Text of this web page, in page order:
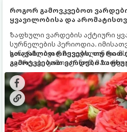
როგორ გამოვკვებოთ
ყვავილობისა და
ზაფხული ვარდების აქტიური
სურნელების პერიოდია.
ხანგრძლივად იყვავილონ და
კვირტები გამოიტანონ, მათ
გამოკვება სჭირდებათ.
მოთხოვნილებები იცვლება,
ვიცოდეთ, რომელი სასუქები
გთავაზობთ რჩევებს, თუ
გამოვკვებოთ ვარდები
შედეგის მისაღწევად: